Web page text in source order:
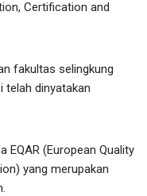
Certification and
fakultas selingkung
telah dinyatakan
EQAR (European Quality
yang merupakan